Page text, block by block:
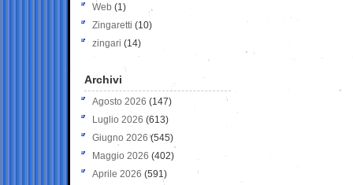
Web (1)
Zingaretti (10)
zingari (14)
Archivi
Agosto 2026 (147)
Luglio 2026 (613)
Giugno 2026 (545)
Maggio 2026 (402)
Aprile 2026 (591)